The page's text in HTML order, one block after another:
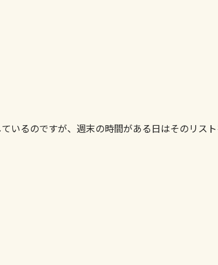
るのですが、週末の時間がある日はそのリス